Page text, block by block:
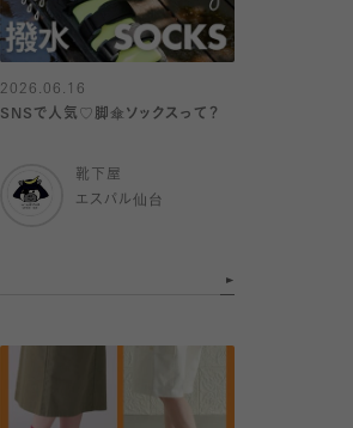
2026.06.16
SNSで人気♡脚傘ソックスって？
靴下屋
エスパル仙台